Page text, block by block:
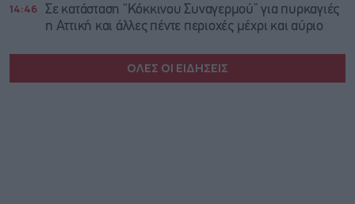
14:46
Σε κατάσταση “Κόκκινου Συναγερμού” για πυρκαγιές
η Αττική και άλλες πέντε περιοχές μέχρι και αύριο
ΟΛΕΣ ΟΙ ΕΙΔΗΣΕΙΣ